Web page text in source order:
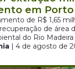
em Porto
de R$ 1,65
de área
do Rio Madeira
| 4 de agosto de